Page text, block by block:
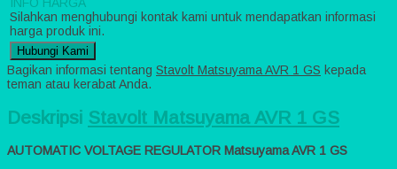
INFO HARGA
Silahkan menghubungi kontak kami untuk mendapatkan informasi
harga produk ini.
Hubungi Kami
Bagikan informasi tentang Stavolt Matsuyama AVR 1 GS kepada
teman atau kerabat Anda.
Deskripsi Stavolt Matsuyama AVR 1 GS
AUTOMATIC VOLTAGE REGULATOR Matsuyama AVR 1 GS